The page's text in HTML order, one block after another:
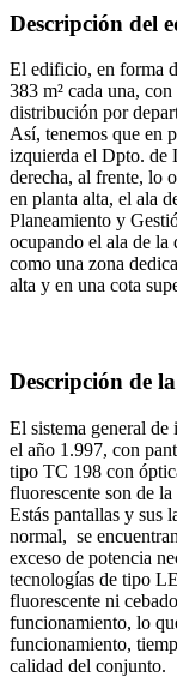
Descripción del
El edificio, en forma
383 m² cada una,
distribución por
Así, tenemos que en
izquierda el Dpto. de
derecha, al frente, lo
en planta alta, el ala
Planeamiento y
ocupando el ala de la
como una zona
alta y en una cota
Descripción de
El sistema general
el año 1.997, con
tipo TC 198 con
fluorescente son de
Estás pantallas y sus
normal, se
exceso de potencia
tecnologías de tipo
fluorescente ni
funcionamiento, lo
funcionamiento,
calidad del conjunto.